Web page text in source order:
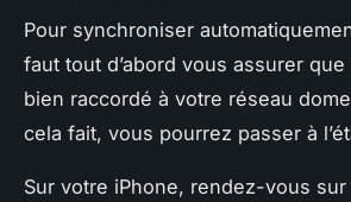
Pour synchroniser
faut tout d’abord vous assurer
bien raccordé à votre réseau
cela fait, vous pourrez passer à
Sur votre iPhone, rendez-vous sur